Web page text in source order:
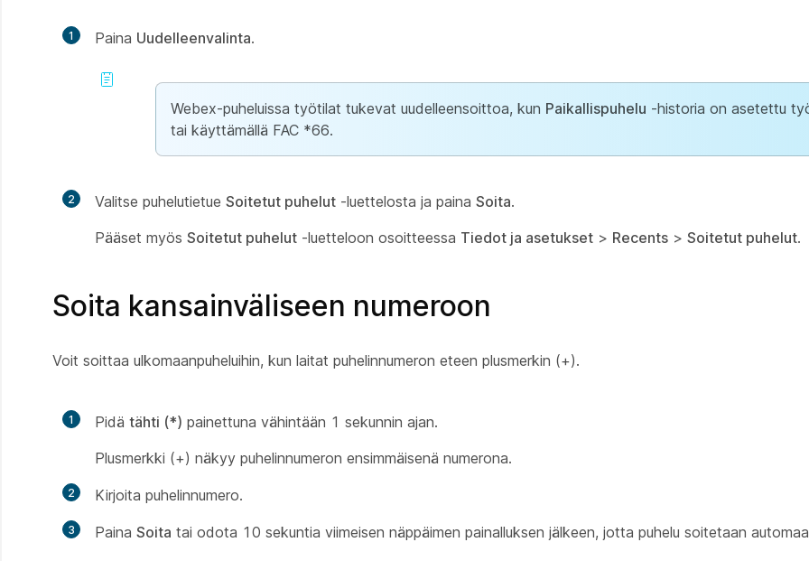
1 Paina Uudelleenvalinta.
Webex-puheluissa työtilat tukevat uudelleensoittoa, kun Paikallispuhelu -historia on asetettu
tai käyttämällä FAC *66.
2 Valitse puhelutietue Soitetut puhelut -luettelosta ja paina Soita.
Pääset myös Soitetut puhelut -luetteloon osoitteessa Tiedot ja asetukset > Recents > Soitetut puhelut.
Soita kansainväliseen numeroon
Voit soittaa ulkomaanpuheluihin, kun laitat puhelinnumeron eteen plusmerkin (+).
1 Pidä tähti (*) painettuna vähintään 1 sekunnin ajan.
Plusmerkki (+) näkyy puhelinnumeron ensimmäisenä numerona.
2 Kirjoita puhelinnumero.
3 Paina Soita tai odota 10 sekuntia viimeisen näppäimen painalluksen jälkeen, jotta puhelu soitetaan